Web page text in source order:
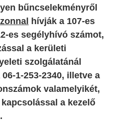
bűncselekményről
hívják a 107-es
es segélyhívó számot,
a kerületi
szolgálatánál
1-253-2340, illetve a
valamelyikét,
a kezelő